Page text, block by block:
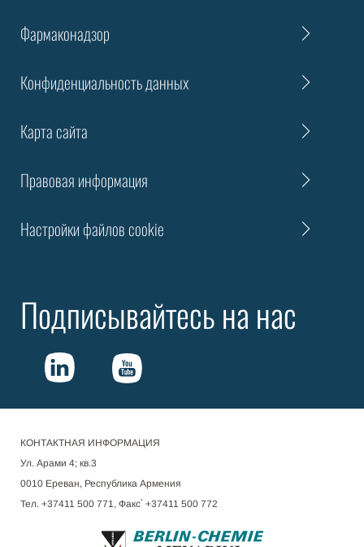
Фармаконадзор
Конфиденциальность данных
Карта сайта
Правовая информация
Настройки файлов cookie
Подписывайтесь на нас
КОНТАКТНАЯ ИНФОРМАЦИЯ
Ул. Арами 4; кв.3
0010 Ереван, Республика Армения
Тел. +37411 500 771, Факс՝ +37411 500 772